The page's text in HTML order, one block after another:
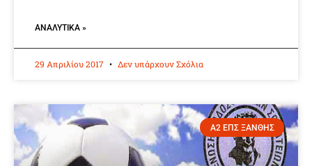
ΑΝΑΛΥΤΙΚΆ »
29 Απριλίου 2017 Δεν υπάρχουν Σχόλια
Α2 ΕΠΣ ΞΑΝΘΗΣ